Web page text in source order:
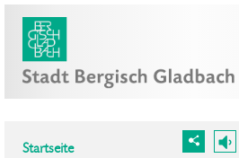
Startseite